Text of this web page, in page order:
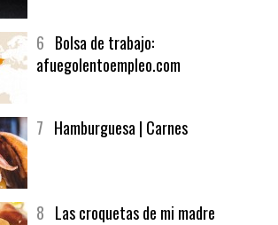
6 Bolsa de trabajo:
afuegolentoempleo.com
7 Hamburguesa | Carnes
8 Las croquetas de mi madre